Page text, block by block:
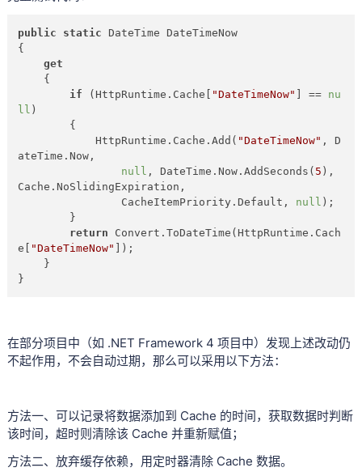
public static DateTime DateTimeNow
{
get
{
if (HttpRuntime.Cache[ "DateTimeNow" ] == nu
ll )
{
HttpRuntime.Cache.Add( "DateTimeNow" , D
ateTime.Now,
null , DateTime.Now.AddSeconds( 5 ),
Cache.NoSlidingExpiration,
CacheItemPriority.Default, null );
}
return Convert.ToDateTime(HttpRuntime.Cach
e[ "DateTimeNow" ]);
}
}
在部分项目中（如 .NET Framework 4 项目中）发现上述改动仍
不起作用，不会自动过期，那么可以采用以下方法：
方法一、可以记录将数据添加到 Cache 的时间，获取数据时判断
该时间，超时则清除该 Cache 并重新赋值；
方法二、放弃缓存依赖，用定时器清除 Cache 数据。